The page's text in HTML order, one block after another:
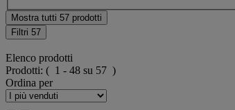
Mostra tutti 57 prodotti
Filtri 57
Elenco prodotti
Prodotti: ( 1 - 48 su 57 )
Ordina per